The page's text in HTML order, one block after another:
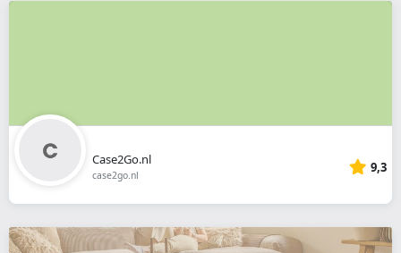
Case2Go.nl
case2go.nl 9,3